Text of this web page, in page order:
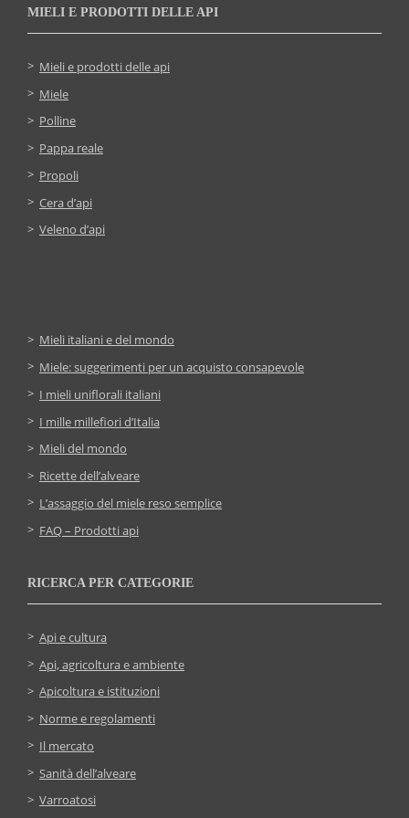
MIELI E PRODOTTI DELLE API
Mieli e prodotti delle api
Miele
Polline
Pappa reale
Propoli
Cera d’api
Veleno d’api
Mieli italiani e del mondo
Miele: suggerimenti per un acquisto consapevole
I mieli uniflorali italiani
I mille millefiori d’Italia
Mieli del mondo
Ricette dell’alveare
L’assaggio del miele reso semplice
FAQ – Prodotti api
RICERCA PER CATEGORIE
Api e cultura
Api, agricoltura e ambiente
Apicoltura e istituzioni
Norme e regolamenti
Il mercato
Sanità dell’alveare
Varroatosi